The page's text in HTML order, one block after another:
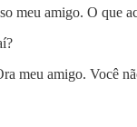
meu amigo. O que
meu amigo. Você